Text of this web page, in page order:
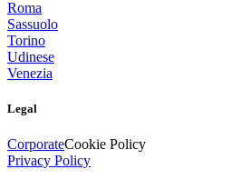
Roma
Sassuolo
Torino
Udinese
Venezia
Legal
CorporateCookie Policy
Privacy Policy